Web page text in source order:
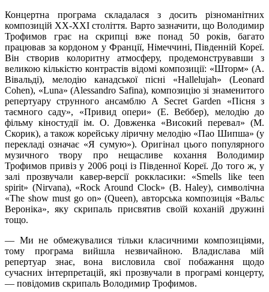
Концертна програма складалася з досить різноманітних
композицій XX-XXІ століття. Варто зазначити, що Володимир
Трофимов грає на скрипці вже понад 50 років, багато
працював за кордоном у Франції, Німеччині, Південній Кореї.
Він створив колоритну атмосферу, продемонструвавши з
великою кількістю контрастів відомі композиції: «Шторм» (А.
Вівальді), мелодію канадської пісні «Hallelujah» (Leonard
Cohen), «Luna» (Alessandro Safina), композицію зі знаменитого
репертуару струнного ансамблю A Secret Garden «Пісня з
таємного саду», «Привид опери» (Е. Веббер), мелодію до
фільму кіностудії ім. О. Довженка «Високий перевал» (М.
Скорик), а також корейську ліричну мелодію «Пао Шипша» (у
перекладі означає «Я сумую»). Оригінал цього популярного
музичного твору про нещасливе кохання Володимир
Трофимов привіз у 2006 році із Південної Кореї. До того ж, у
залі прозвучали кавер-версії роккласики: «Smells like teen
spirit» (Nirvana), «Rock Around Clock» (B. Haley), символічна
«The show must go on» (Queen), авторська композиція «Вальс
Вероніка», яку скрипаль присвятив своїй коханій дружині
тощо.
— Ми не обмежувалися тільки класичними композиціями,
тому програма вийшла незвичайною. Владислава мій
репертуар знає, вона висловила свої побажання щодо
сучасних інтерпретацій, які прозвучали в програмі концерту,
— повідомив скрипаль Володимир Трофимов.